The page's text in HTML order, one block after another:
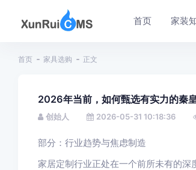
首页 家装
首页 家具选购 正文
2026年当前，如何甄选有实力的秦
创始人 2026-05-31 10:18:36
部分：行业趋势与焦虑制造
家居定制行业正处在一个前所未有的